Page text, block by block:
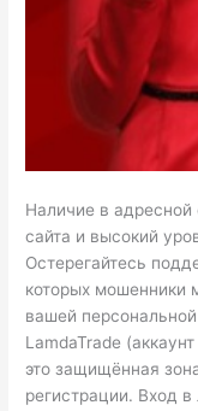
Наличие в адресной
сайта и высокий
Остерегайтесь
которых мошенники
вашей
LamdaTrade
это защищённая
регистрации. Вход